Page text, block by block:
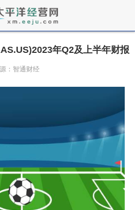
年Q2及上半年财报
：智通财经